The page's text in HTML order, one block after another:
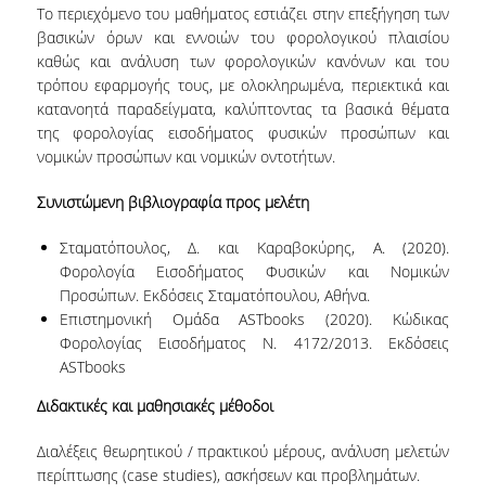
ΑΞΙΟΛΟΓΗΣΗΣ
ΜΟ.ΔΙ.Π.
ΕΡΕΥΝΑ
ΕΡΓΑΣΤΗΡΙΑ
ΕΡΕΥΝΗΤΙΚΑ ΕΡΓΑ
ΔΡΑΣΤΗΡΙΟΤΗΤΕΣ
WORKING PAPERS
WORKING SEMINARS
THE DBA DISTINGUISHED PUBLIC LECTURE
SERIES
ΑΠΟΦΟΙΤΟΙ
Το περιεχόμενο του μαθήματος εστιάζει στην επεξήγηση των
βασικών όρων και εννοιών του φορολογικού πλαισίου
καθώς και ανάλυση των φορολογικών κανόνων και του
τρόπου εφαρμογής τους, με ολοκληρωμένα, περιεκτικά και
κατανοητά παραδείγματα, καλύπτοντας τα βασικά θέματα
της φορολογίας εισοδήματος φυσικών προσώπων και
νομικών προσώπων και νομικών οντοτήτων.
Συνιστώμενη βιβλιογραφία προς μελέτη
Σταματόπουλος, Δ. και Καραβοκύρης, Α. (2020).
Φορολογία Εισοδήματος Φυσικών και Νομικών
Προσώπων. Εκδόσεις Σταματόπουλου, Αθήνα.
Επιστημονική Ομάδα ASTbooks (2020). Κώδικας
Φορολογίας Εισοδήματος Ν. 4172/2013. Εκδόσεις
ASTbooks
Διδακτικές και μαθησιακές μέθοδοι
Διαλέξεις θεωρητικού / πρακτικού μέρους, ανάλυση μελετών
περίπτωσης (case studies), ασκήσεων και προβλημάτων.